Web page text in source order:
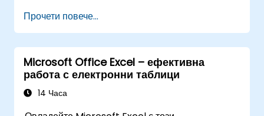
обучение по VBA в Excel преподава стабилно
обработване на грешки, оптимизиране на
производителността, VBA потребителски форми
(UserForms) и автоматизация на работни
потоци чрез упражнения от реалния свят –
преодолявайки разликата от основни макроси
Прочети повече...
Microsoft Office Excel – ефективна
работа с електронни таблици
14 Часа